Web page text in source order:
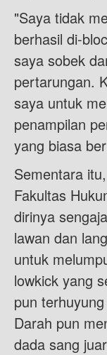
"Saya tidak
berhasil di-
saya sobek
pertarungan.
saya untuk
penampilan
yang biasa
Sementara
Fakultas
dirinya
lawan dan
untuk
lowkick yang
pun
Darah pun
dada sang